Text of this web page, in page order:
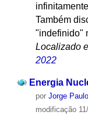
Também
"indefinido"
Localizado
2022
Energia
por Jorge
modificação